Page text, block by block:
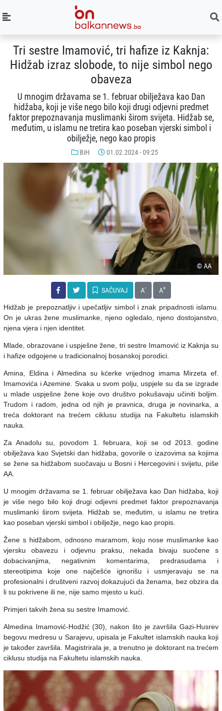
Tri sestre Imamović, tri hafize iz Kaknja:
Hidžab izraz slobode, to nije simbol nego
obaveza
U mnogim državama se 1. februar obilježava kao Dan
hidžaba, koji je više nego bilo koji drugi odjevni predmet
faktor prepoznavanja muslimanki širom svijeta. Hidžab se,
međutim, u islamu ne tretira kao poseban vjerski simbol i
obilježje, nego kao propis
BiH 01.02.2024 - 09:25
© AA
SAČUVAJ A- A+
Hidžab je prepoznatljiv i upečatljiv simbol i znak pripadnosti islamu.
On je ukras žene muslimanke, njeno ogledalo, njeno dostojanstvo,
njena vjera i njen identitet.
Mlade, obrazovane i uspješne žene, tri sestre Imamović iz Kaknja su
i hafize odgojene u tradicionalnoj bosanskoj porodici.
Amina, Eldina i Almedina su kćerke vrijednog imama Mirzeta ef.
Imamovića i Azemine. Svaka u svom polju, uspjele su da se izgrade
u mlade uspješne žene koje ovo društvo pokušavaju učiniti boljim.
Trudom i radom, jedna od njih je pravnica, druga je novinarka, a
treća doktorant na trećem ciklusu studija na Fakultetu islamskih
nauka.
Za Anadolu su, povodom 1. februara, koji se od 2013. godine
obilježava kao Svjetski dan hidžaba, govorile o izazovima sa kojima
se žene sa hidžabom suočavaju u Bosni i Hercegovini i svijetu, piše
AA.
U mnogim državama se 1. februar obilježava kao Dan hidžaba, koji
je više nego bilo koji drugi odjevni predmet faktor prepoznavanja
muslimanki širom svijeta. Hidžab se, međutim, u islamu ne tretira
kao poseban vjerski simbol i obilježje, nego kao propis.
Žene s hidžabom, odnosno maramom, koju nose muslimanke kao
vjersku obavezu i odjevnu praksu, nekada bivaju suočene s
dobacivanjima, negativnim komentarima, predrasudama i
stereotipima koje one najčešće ignorišu i usmjeravaju se na
profesionalni i društveni razvoj dokazujući da ženama, bez obzira da
li su pokrivene ili ne, nije samo mjesto u kući.
Primjeri takvih žena su sestre Imamović.
Almedina Imamović-Hodžić (30), nakon što je završila Gazi-Husrev
begovu medresu u Sarajevu, upisala je Fakultet islamskih nauka koji
je također završila. Magistrirala je, a trenutno je doktorant na trećem
ciklusu studija na Fakultetu islamskih nauka.